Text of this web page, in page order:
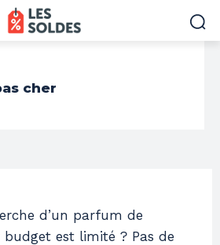
cher
d’un parfum de
est limité ? Pas de